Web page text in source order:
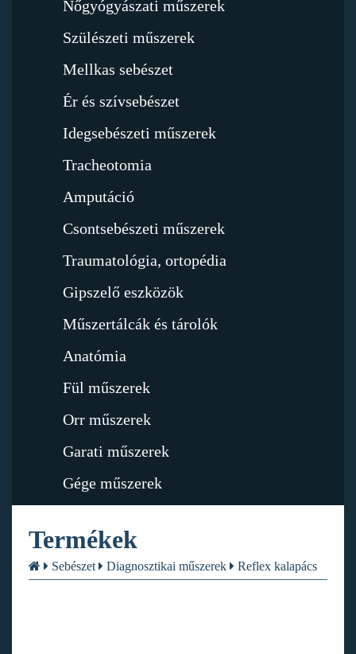
Nőgyógyászati műszerek
Szülészeti műszerek
Mellkas sebészet
Ér és szívsebészet
Idegsebészeti műszerek
Tracheotomia
Amputáció
Csontsebészeti műszerek
Traumatológia, ortopédia
Gipszelő eszközök
Műszertálcák és tárolók
Anatómia
Fül műszerek
Orr műszerek
Garati műszerek
Gége műszerek
Termékek
Sebészet Diagnosztikai műszerek Reflex kalapács